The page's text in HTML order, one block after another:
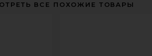
ВСЕ ПОХОЖИЕ ТОВАРЫ